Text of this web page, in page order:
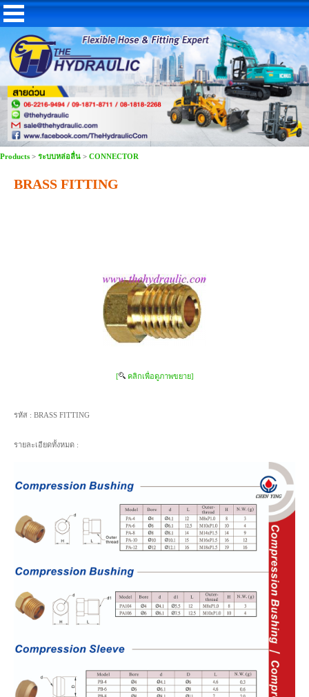
Products > ระบบหล่อลื่น > CONNECTOR
BRASS FITTING
[ คลิกเพื่อดูภาพขยาย]
รหัส : BRASS FITTING
รายละเอียดทั้งหมด :